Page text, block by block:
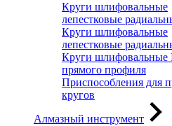
Круги шлифовальные
лепестковые
Круги шлифовальные
лепестковые
Круги
прямого профиля
Приспособления для
кругов
Алмазный инструмент